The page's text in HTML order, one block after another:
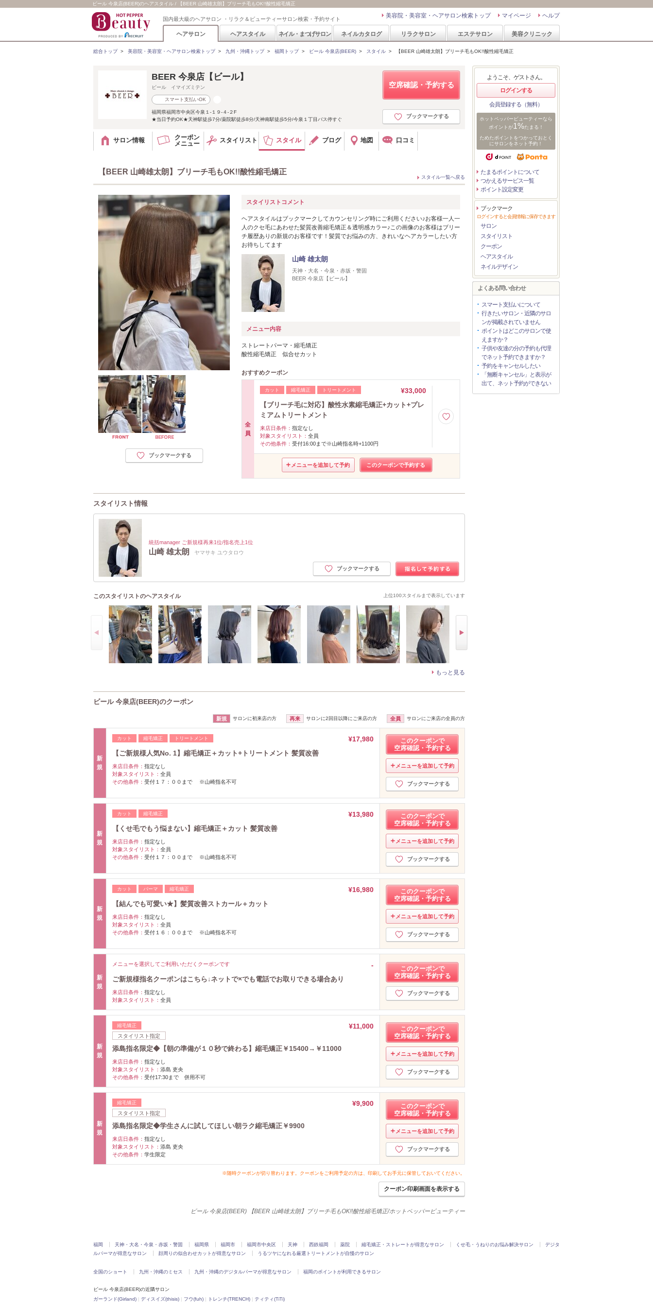
ビール 今泉店(BEER)のヘアスタイル / 【BEER 山崎雄太朗】ブリーチ毛もOK!!酸性縮毛矯正
国内最大級のヘアサロン ・リラク＆ビューティーサロン検索・予約サイト ヘルプ
マイページ
美容院・美容室・ヘアサロン検索トップ
ヘアサロン ヘアスタイル ネイル・まつげサロン ネイルカタログ リラクサロン エステサロン 美容クリニック
総合トップ> 美容院・美容室・ヘアサロン検索トップ> 九州・沖縄トップ> 福岡トップ> ビール 今泉店(BEER) > スタイル > 【BEER 山崎雄太朗】ブリーチ毛もOK!!酸性縮毛矯正
空席確認・予約する
ブックマークする
BEER 今泉店【ビール】
ビール イマイズミテン
スマート支払いOK
福岡県福岡市中央区今泉１-１９-４-２F
★当日予約OK★天神駅徒歩7分/薬院駅徒歩8分/天神南駅徒歩5分/今泉１丁目バス停すぐ
サロン情報
クーポン
メニュー
スタイリスト スタイル ブログ 地図 口コミ
【BEER 山崎雄太朗】ブリーチ毛もOK!!酸性縮毛矯正
スタイル一覧へ戻る
ブックマークする
スタイリストコメント
ヘアスタイルはブックマークしてカウンセリング時にご利用ください♪お客様一人一
人のクセ毛にあわせた髪質改善縮毛矯正＆透明感カラー♪この画像のお客様はブリー
チ履歴ありの新規のお客様です！髪質でお悩みの方、きれいなヘアカラーしたい方
お待ちしてます
山崎 雄太朗
天神・大名・今泉・赤坂・警固
BEER 今泉店【ビール】
メニュー内容
ストレートパーマ・縮毛矯正
酸性縮毛矯正 似合せカット
おすすめクーポン
全
員
カット 縮毛矯正 トリートメント
¥33,000
【ブリーチ毛に対応】酸性水素縮毛矯正+カット+プレ
ミアムトリートメント
来店日条件： 指定なし
対象スタイリスト： 全員
その他条件： 受付16:00まで※山崎指名時+1100円
メニューを追加して予約 このクーポンで予約する
スタイリスト情報
統括manager ご新規様再来1位/指名売上1位
山崎 雄太朗 ヤマサキ ユウタロウ
ブックマークする
このスタイリストのヘアスタイル 上位100スタイルまで表示しています
もっと見る
ビール 今泉店(BEER)のクーポン
新規 サロンに初来店の方 再来 サロンに2回目以降にご来店の方 全員 サロンにご来店の全員の方
新
規
カット 縮毛矯正 トリートメント
¥17,980
【ご新規様人気No. 1】縮毛矯正＋カット+トリートメント 髪質改善
来店日条件： 指定なし
対象スタイリスト： 全員
その他条件： 受付１７：００まで ※山崎指名不可
このクーポンで
空席確認・予約する
メニューを追加して予約
ブックマークする
新
規
カット 縮毛矯正
¥13,980
【くせ毛でもう悩まない】縮毛矯正＋カット 髪質改善
来店日条件： 指定なし
対象スタイリスト： 全員
その他条件： 受付１７：００まで ※山崎指名不可
このクーポンで
空席確認・予約する
メニューを追加して予約
ブックマークする
新
規
カット パーマ 縮毛矯正
¥16,980
【結んでも可愛い★】髪質改善ストカール＋カット
来店日条件： 指定なし
対象スタイリスト： 全員
その他条件： 受付１６：００まで ※山崎指名不可
このクーポンで
空席確認・予約する
メニューを追加して予約
ブックマークする
新
規
メニューを選択してご利用いただくクーポンです
-
ご新規様指名クーポンはこちら↓ネットで×でも電話でお取りできる場合あり
来店日条件： 指定なし
対象スタイリスト： 全員
このクーポンで
空席確認・予約する
ブックマークする
新
規
縮毛矯正
スタイリスト指定
¥11,000
添島指名限定◆【朝の準備が１０秒で終わる】縮毛矯正￥15400→￥11000
来店日条件： 指定なし
対象スタイリスト： 添島 吏央
その他条件： 受付17:30まで 併用不可
このクーポンで
空席確認・予約する
メニューを追加して予約
ブックマークする
新
規
縮毛矯正
スタイリスト指定
¥9,900
添島指名限定◆学生さんに試してほしい朝ラク縮毛矯正￥9900
来店日条件： 指定なし
対象スタイリスト： 添島 吏央
その他条件： 学生限定
このクーポンで
空席確認・予約する
メニューを追加して予約
ブックマークする
※随時クーポンが切り替わります。クーポンをご利用予定の方は、印刷してお手元に保管しておいてください。
クーポン印刷画面を表示する
ビール 今泉店(BEER) 【BEER 山崎雄太朗】ブリーチ毛もOK!!酸性縮毛矯正/ホットペッパービューティー
ようこそ、ゲストさん。
ログインする
会員登録する（無料）
ホットペッパービューティーなら
ポイントが1%たまる！
ためたポイントをつかっておとく
にサロンをネット予約！
たまるポイントについて
つかえるサービス一覧
ポイント設定変更
ブックマーク
ログインすると会員情報に保存できます
サロン
スタイリスト
クーポン
ヘアスタイル
ネイルデザイン
よくある問い合わせ
スマート支払いについて
行きたいサロン・近隣のサロ
ンが掲載されていません
ポイントはどこのサロンで使
えますか？
子供や友達の分の予約も代理
でネット予約できますか？
予約をキャンセルしたい
「無断キャンセル」と表示が
出て、ネット予約ができない
福岡 天神・大名・今泉・赤坂・警固 福岡県 福岡市 福岡市中央区 天神 西鉄福岡 薬院 縮毛矯正・ストレートが得意なサロン くせ毛・うねりのお悩み解決サロン
デジタ
ルパーマが得意なサロン
顔周りの似合わせカットが得意なサロン うるツヤになれる厳選トリートメントが自慢のサロン
全国のショート 九州・沖縄のミセス 九州・沖縄のデジタルパーマが得意なサロン 福岡のポイントが利用できるサロン
ビール 今泉店(BEER)の近隣サロン
ガーランド(Girland) | ディスイズ(thisis) | フウ(fuh) | トレンチ(TRENCH) | ティティ(TiTi)